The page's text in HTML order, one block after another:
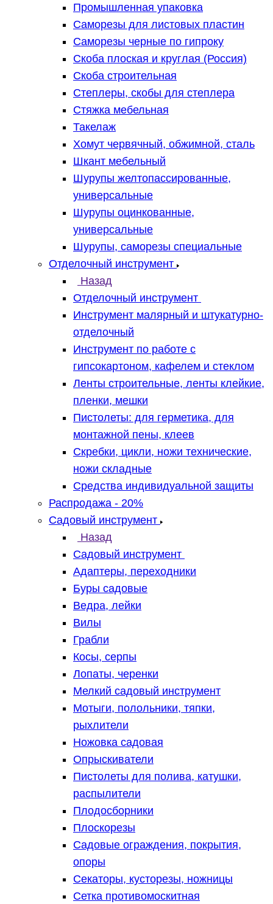
Промышленная упаковка
Саморезы для листовых пластин
Саморезы черные по гипроку
Скоба плоская и круглая (Россия)
Скоба строительная
Степлеры, скобы для степлера
Стяжка мебельная
Такелаж
Хомут червячный, обжимной, сталь
Шкант мебельный
Шурупы желтопассированные,
универсальные
Шурупы оцинкованные,
универсальные
Шурупы, саморезы специальные
Отделочный инструмент
Назад
Отделочный инструмент
Инструмент малярный и штукатурно-
отделочный
Инструмент по работе с
гипсокартоном, кафелем и стеклом
Ленты строительные, ленты клейкие,
пленки, мешки
Пистолеты: для герметика, для
монтажной пены, клеев
Скребки, цикли, ножи технические,
ножи складные
Средства индивидуальной защиты
Распродажа - 20%
Садовый инструмент
Назад
Садовый инструмент
Адаптеры, переходники
Буры садовые
Ведра, лейки
Вилы
Грабли
Косы, серпы
Лопаты, черенки
Мелкий садовый инструмент
Мотыги, полольники, тяпки,
рыхлители
Ножовка садовая
Опрыскиватели
Пистолеты для полива, катушки,
распылители
Плодосборники
Плоскорезы
Садовые ограждения, покрытия,
опоры
Секаторы, кусторезы, ножницы
Сетка противомоскитная